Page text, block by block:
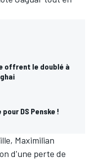
offrent le doublé à
DS Penske !
Maximilian
d'une perte de